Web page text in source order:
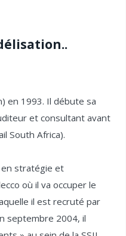
en 1993. Il débute sa
et consultant avant
South Africa).
en stratégie et
où il va occuper le
il est recruté par
septembre 2004, il